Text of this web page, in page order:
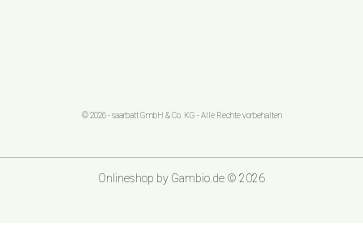
© 2026 - saarbatt GmbH & Co. KG - Alle Rechte vorbehalten
Onlineshop by Gambio.de © 2026